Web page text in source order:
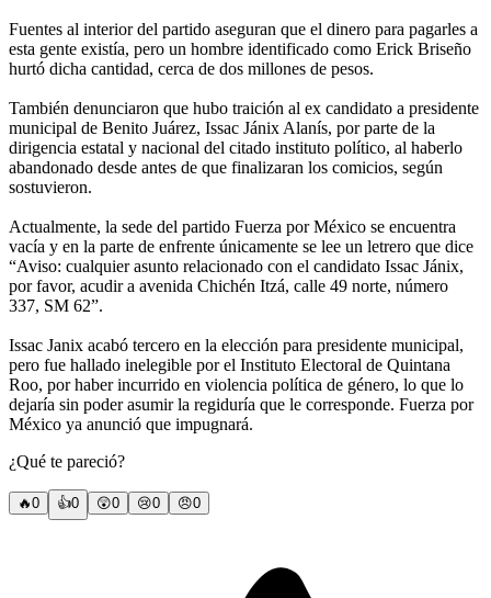
Fuentes al interior del partido aseguran que el dinero para pagarles a
esta gente existía, pero un hombre identificado como Erick Briseño
hurtó dicha cantidad, cerca de dos millones de pesos.
También denunciaron que hubo traición al ex candidato a presidente
municipal de Benito Juárez, Issac Jánix Alanís, por parte de la
dirigencia estatal y nacional del citado instituto político, al haberlo
abandonado desde antes de que finalizaran los comicios, según
sostuvieron.
Actualmente, la sede del partido Fuerza por México se encuentra
vacía y en la parte de enfrente únicamente se lee un letrero que dice
“Aviso: cualquier asunto relacionado con el candidato Issac Jánix,
por favor, acudir a avenida Chichén Itzá, calle 49 norte, número
337, SM 62”.
Issac Janix acabó tercero en la elección para presidente municipal,
pero fue hallado inelegible por el Instituto Electoral de Quintana
Roo, por haber incurrido en violencia política de género, lo que lo
dejaría sin poder asumir la regiduría que le corresponde. Fuerza por
México ya anunció que impugnará.
¿Qué te pareció?
🔥0 👍0 😲0 😢0 😠0